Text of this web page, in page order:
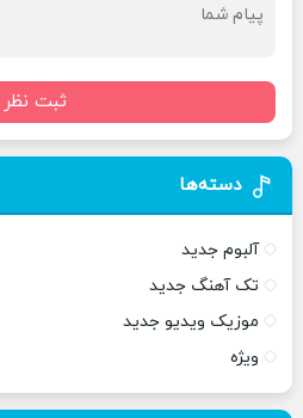
ثبت نظر
دسته‌ها
آلبوم جدید
تک آهنگ جدید
موزیک ویدیو جدید
ویژه